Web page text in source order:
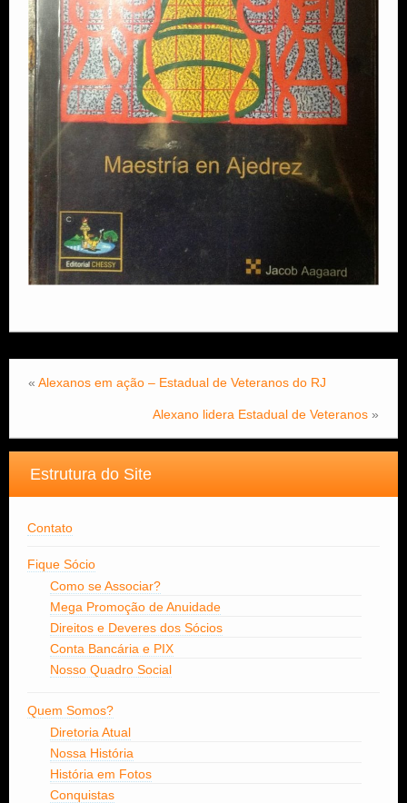
« Alexanos em ação – Estadual de Veteranos do RJ
Alexano lidera Estadual de Veteranos »
Estrutura do Site
Contato
Fique Sócio
Como se Associar?
Mega Promoção de Anuidade
Direitos e Deveres dos Sócios
Conta Bancária e PIX
Nosso Quadro Social
Quem Somos?
Diretoria Atual
Nossa História
História em Fotos
Conquistas